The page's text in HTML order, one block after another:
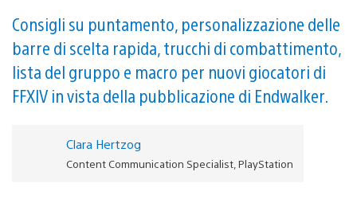
Consigli su puntamento, personalizzazione delle
barre di scelta rapida, trucchi di combattimento,
lista del gruppo e macro per nuovi giocatori di
FFXIV in vista della pubblicazione di Endwalker.
Clara Hertzog
Content Communication Specialist, PlayStation